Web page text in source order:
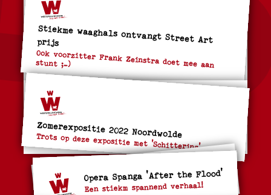
Stiekme waaghals ontvangt Street Art prijs
Ook voorzitter Frank Zeinstra doet mee aan
stunt ;-)
Zomerexpositie 2022 Noordwolde
Trots op deze expositie met 'Schittering'
Opera Spanga 'After the Flood'
Een stiekm spannend verhaal!